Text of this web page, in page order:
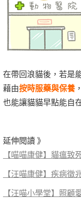
在帶回浪貓後，若是
藉由按時服藥與保養
也能讓貓貓早點能自
延伸閱讀 》
【喵喵康健】貓瘟致
【汪喵康健】疾病徵
【汪喵小學堂】照顧